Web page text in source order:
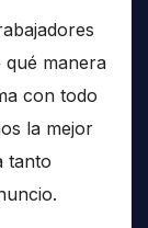
qué manera
con todo
la mejor
tanto